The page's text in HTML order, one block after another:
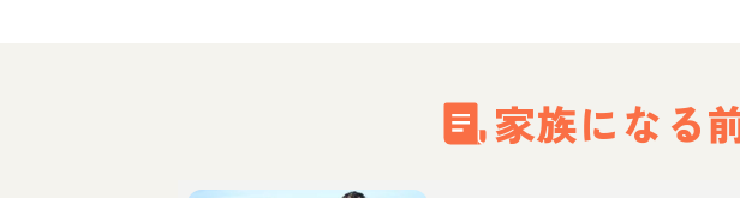
家族になる